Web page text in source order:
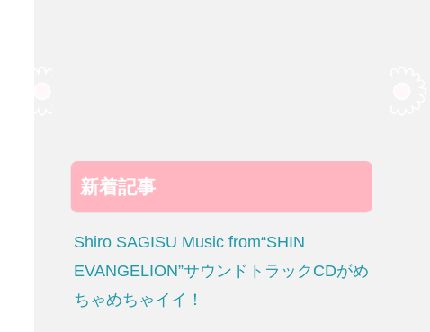
新着記事
Shiro SAGISU Music from“SHIN
EVANGELION”サウンドトラックCDがめ
ちゃめちゃイイ！